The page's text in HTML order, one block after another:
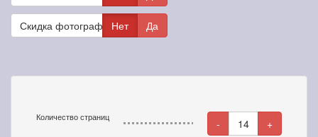
Скидка фотографамНет Да
Количество страниц - 14 +